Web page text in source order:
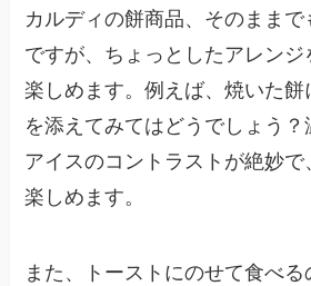
カルディの餅商品、そのまま
ですが、ちょっとしたアレンジ
楽しめます。例えば、焼いた
を添えてみてはどうでしょう
アイスのコントラストが絶妙
楽しめます。
また、トーストにのせて食べ